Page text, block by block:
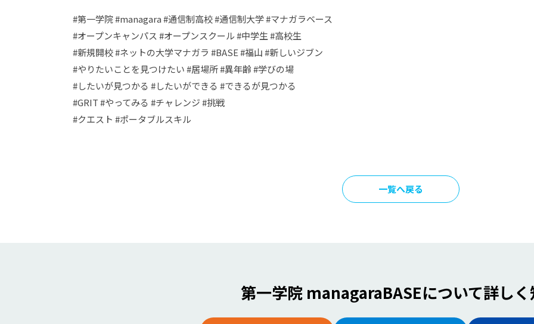
#第一学院 #managara #通信制高校 #通信制大学 #マナガラベース
#オープンキャンパス #オープンスクール #中学生 #高校生
#新規開校 #ネットの大学マナガラ #BASE #福山 #新しいジブン
#やりたいことを見つけたい #居場所 #異年齢 #学びの場
#したいが見つかる #したいができる #できるが見つかる
#GRIT #やってみる #チャレンジ #挑戦
#クエスト #ポータブルスキル
一覧へ戻る
第一学院 managaraBASEについて詳し